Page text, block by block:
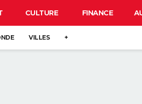
CULTURE FINANCE
VILLES +